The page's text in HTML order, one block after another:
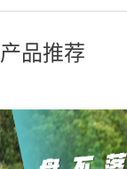
产品推荐